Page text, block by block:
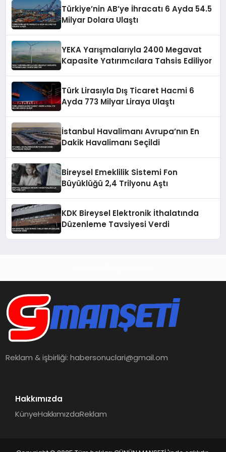
Türkiye’nin AB’ye İhracatı 6 Ayda 54.5
Milyar Dolara Ulaştı
YEKA Yarışmalarıyla 2400 Megavat
Kapasite Yatırımcılara Tahsis Ediliyor
Türk Lirasıyla Dış Ticaret Hacmi 6
Ayda 773 Milyar Liraya Ulaştı
İstanbul Havalimanı Avrupa’nın En
Dakik Havalimanı Seçildi
Bireysel Emeklilik Sistemi Fon
Büyüklüğü 2,4 Trilyonu Aştı
KDK Bireysel Elektronik İthalatında
Düzenleme Tavsiyesi Verdi
Reklam & işbirliği:habersonuclari@gmail.om
Hakkımızda
KünyeHakkımızdaReklam